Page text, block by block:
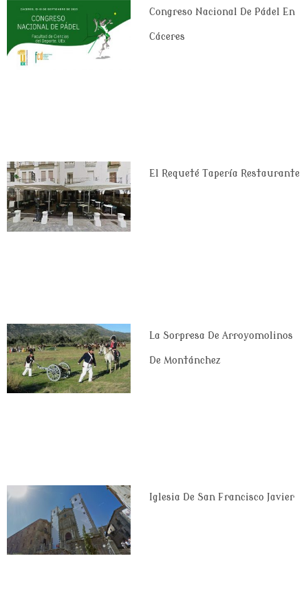
Congreso Nacional De Pádel En
Cáceres
El Requeté Tapería Restaurante
La Sorpresa De Arroyomolinos
De Montánchez
Iglesia De San Francisco Javier